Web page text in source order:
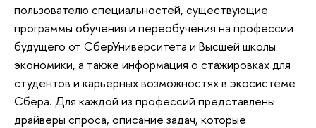
пользователю специальностей, существующие
программы обучения и переобучения на профессии
будущего от СберУниверситета и Высшей школы
экономики, а также информация о стажировках для
студентов и карьерных возможностях в экосистеме
Сбера. Для каждой из профессий представлены
драйверы спроса, описание задач, которые